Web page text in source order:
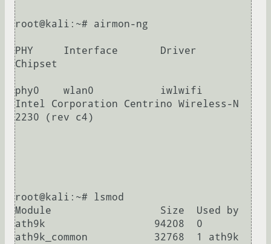
root@kali:~# airmon-ng
PHY	Interface	Driver
Chipset
phy0	wlan0		iwlwifi
Intel Corporation Centrino Wireless-N
2230 (rev c4)
root@kali:~# lsmod
Module                  Size  Used by
ath9k                  94208  0
ath9k_common           32768  1 ath9k